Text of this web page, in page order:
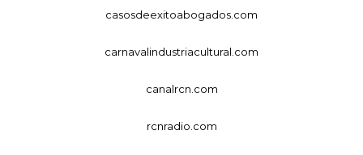
casosdeexitoabogados.com
carnavalindustriacultural.com
canalrcn.com
rcnradio.com